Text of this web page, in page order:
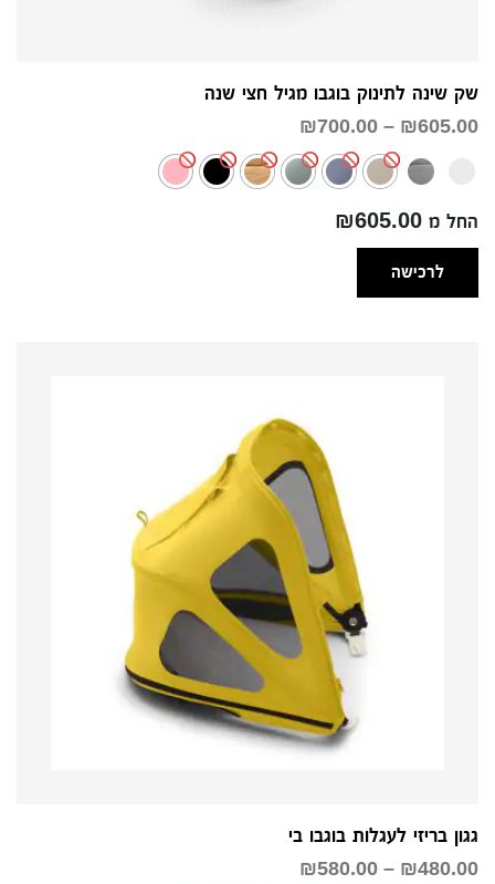
שק שינה לתינוק בוגבו מגיל חצי שנה
₪605.00
–
₪700.00
עד
החל מ ₪605.00
לרכישה
גגון בריזי לעגלות בוגבו בי
₪480.00
–
₪580.00